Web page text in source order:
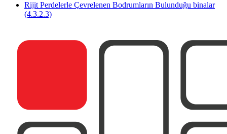
Rijit Perdelerle Çevrelenen Bodrumların Bulunduğu binalar
(4.3.2.3)